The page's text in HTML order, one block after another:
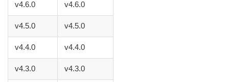
v4.6.0 v4.6.0
v4.5.0 v4.5.0
v4.4.0 v4.4.0
v4.3.0 v4.3.0